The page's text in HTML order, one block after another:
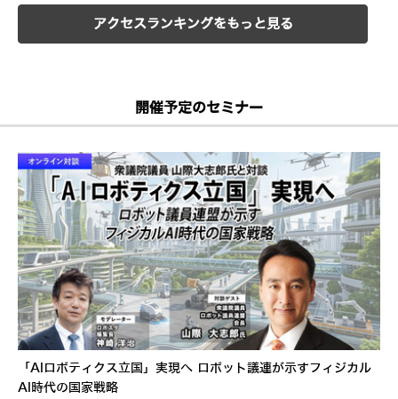
アクセスランキングをもっと見る
開催予定のセミナー
「AIロボティクス立国」実現へ ロボット議連が示すフィジカル
AI時代の国家戦略